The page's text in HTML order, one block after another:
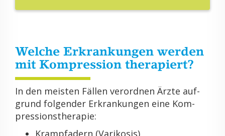
Wel­che Er­kran­kun­gen wer­den
mit Kom­pres­si­on the­ra­piert?
In den meis­ten Fäl­len ver­ord­nen Ärzte auf­
grund fol­gen­der Er­kran­kun­gen eine Kom­
pres­si­ons­the­ra­pie:
Krampf­adern (Va­ri­ko­sis)